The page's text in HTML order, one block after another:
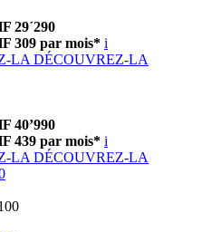
29´290
309 par mois* i
LA DÉCOUVREZ-LA
40’990
439 par mois* i
LA DÉCOUVREZ-LA